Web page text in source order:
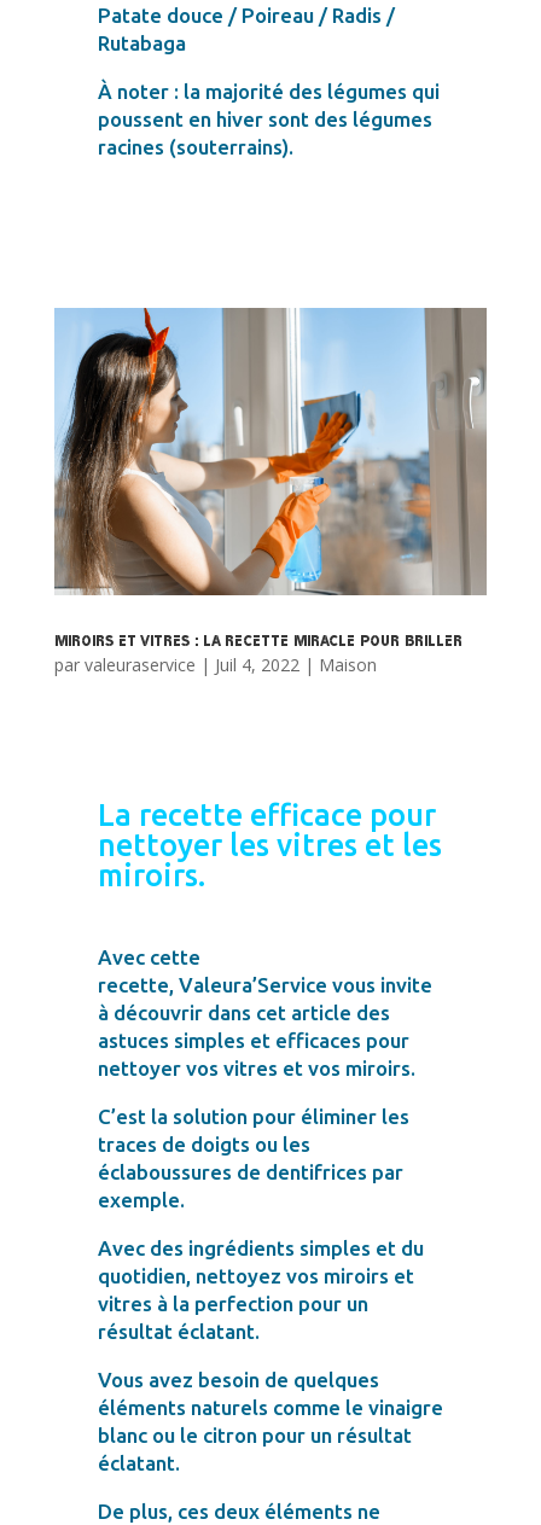
Patate douce / Poireau / Radis /
Rutabaga
À noter : la majorité des légumes qui
poussent en hiver sont des légumes
racines (souterrains).
Miroirs et Vitres : La recette miracle pour briller
par valeuraservice | Juil 4, 2022| Maison
La recette efficace pour
nettoyer les vitres et les
miroirs.
Avec cette
recette, Valeura’Service vous invite
à découvrir dans cet article des
astuces simples et efficaces pour
nettoyer vos vitres et vos miroirs.
C’est la solution pour éliminer les
traces de doigts ou les
éclaboussures de dentifrices par
exemple.
Avec des ingrédients simples et du
quotidien, nettoyez vos miroirs et
vitres à la perfection pour un
résultat éclatant.
Vous avez besoin de quelques
éléments naturels comme le vinaigre
blanc ou le citron pour un résultat
éclatant.
De plus, ces deux éléments ne